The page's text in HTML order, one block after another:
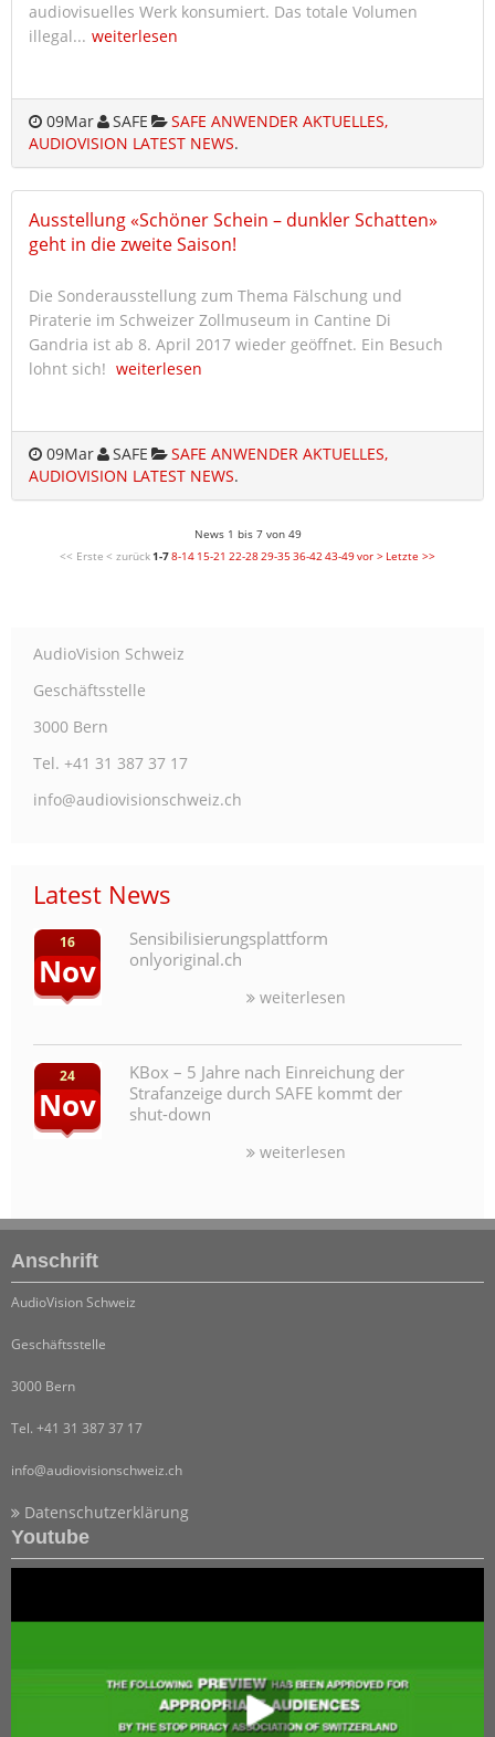
audiovisuelles Werk konsumiert. Das totale Volumen
illegal... weiterlesen
09Mar SAFE
SAFE ANWENDER AKTUELLES,
AUDIOVISION LATEST NEWS.
Ausstellung «Schöner Schein – dunkler Schatten»
geht in die zweite Saison!
Die Sonderausstellung zum Thema Fälschung und
Piraterie im Schweizer Zollmuseum in Cantine Di
Gandria ist ab 8. April 2017 wieder geöffnet. Ein Besuch
lohnt sich! weiterlesen
09Mar SAFE
SAFE ANWENDER AKTUELLES,
AUDIOVISION LATEST NEWS.
News 1 bis 7 von 49
<< Erste < zurück1-78-14 15-21 22-2829-35 36-4243-49vor > Letzte >>
AudioVision Schweiz
Geschäftsstelle
3000 Bern
Tel. +41 31 387 37 17
info@audiovisionschweiz.ch
Latest News
16
Nov
Sensibilisierungsplattform
onlyoriginal.ch
weiterlesen
24
Nov
KBox – 5 Jahre nach Einreichung der
Strafanzeige durch SAFE kommt der
shut-down
weiterlesen
Anschrift
AudioVision Schweiz
Geschäftsstelle
3000 Bern
Tel. +41 31 387 37 17
info@audiovisionschweiz.ch
Datenschutzerklärung
Youtube